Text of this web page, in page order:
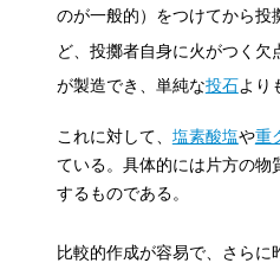
のが一般的）をつけてから投
ど、投擲者自身に火がつく欠
が製造でき、単純な投石より
これに対して、 塩素酸塩や重
ている。具体的には片方の物
するものである。
比較的作成が容易で、さらに